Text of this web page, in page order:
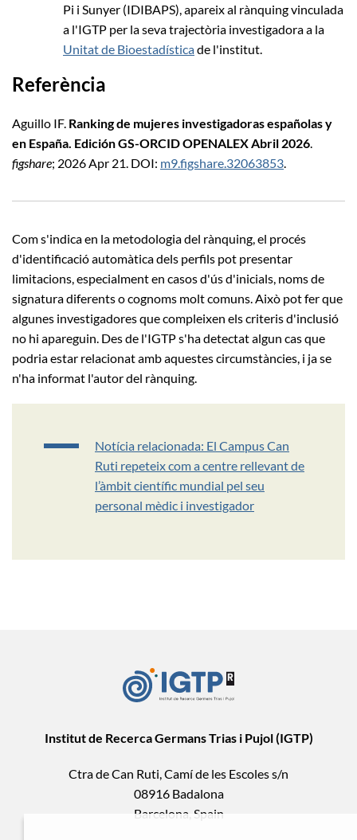
Pi i Sunyer (IDIBAPS), apareix al rànquing vinculada
a l'IGTP per la seva trajectòria investigadora a la
Unitat de Bioestadísticade l'institut.
Referència
Aguillo IF. Ranking de mujeres investigadoras españolas y
en España. Edición GS-ORCID OPENALEX Abril 2026
figshare; 2026 Apr 21. DOI: m9.figshare.32063853
Com s'indica en la metodologia del rànquing, el procés
d'identificació automàtica dels perfils pot presentar
limitacions, especialment en casos d'ús d'inicials, noms de
signatura diferents o cognoms molt comuns. Això pot fer que
algunes investigadores que compleixen els criteris d'inclusió
no hi apareguin. Des de l'IGTP s'ha detectat algun cas que
podria estar relacionat amb aquestes circumstàncies, i ja se
n'ha informat l'autor del rànquing.
Notícia relacionada: El Campus Can
Ruti repeteix com a centre rellevant de
l’àmbit científic mundial pel seu
personal mèdic i investigador
Institut de Recerca Germans Trias i Pujol (IGTP)
Ctra de Can Ruti, Camí de les Escoles s/n
08916 Badalona
Barcelona, Spain